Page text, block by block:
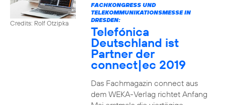
Credits: Rolf Otzipka
FACHKONGRESS UND
TELEKOMMUNIKATIONSMESSE IN
DRESDEN:
Telefónica
Deutschland ist
Partner der
connect|ec 2019
Das Fachmagazin connect aus
dem WEKA-Verlag richtet Anfang